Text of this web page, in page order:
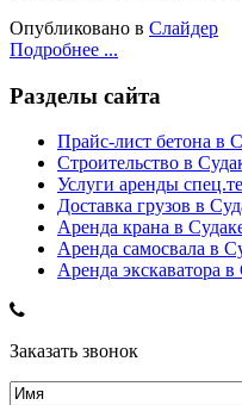
Опубликовано в Слайдер
Подробнее ...
Разделы сайта
Прайс-лист бетона в
Строительство в
Услуги аренды
Доставка грузов в
Аренда крана в
Аренда самосвала в
Аренда экскаватора в
Заказать звонок